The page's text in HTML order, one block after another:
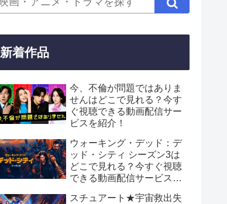
新着作品
今、不倫が問題ではありま
せんはどこで見れる？今す
ぐ視聴できる動画配信サー
ビスを紹介！
ウォーキング・デッド：デ
ッド・シティ シーズン3は
どこで見れる？今すぐ視聴
できる動画配信サービスを
スチュアート★宇宙救出失